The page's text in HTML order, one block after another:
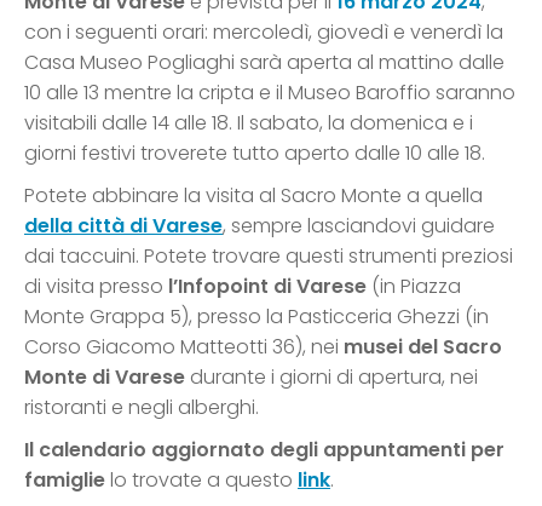
con i seguenti orari: mercoledì, giovedì e venerdì la
Casa Museo Pogliaghi sarà aperta al mattino dalle
10 alle 13 mentre la cripta e il Museo Baroffio saranno
visitabili dalle 14 alle 18. Il sabato, la domenica e i
giorni festivi troverete tutto aperto dalle 10 alle 18.
Potete abbinare la visita al Sacro Monte a quella
della città di Varese, sempre lasciandovi guidare
dai taccuini. Potete trovare questi strumenti preziosi
di visita presso l’Infopoint di Varese (in Piazza
Monte Grappa 5), presso la Pasticceria Ghezzi (in
Corso Giacomo Matteotti 36), nei musei del Sacro
Monte di Varese durante i giorni di apertura, nei
ristoranti e negli alberghi.
Il calendario aggiornato degli appuntamenti per
famiglielo trovate a questo link.